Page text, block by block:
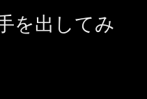
を出してみ